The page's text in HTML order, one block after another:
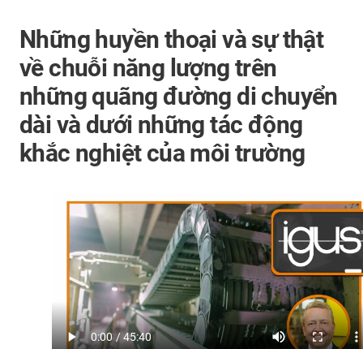
Những huyền thoại và sự thật
về chuỗi năng lượng trên
những quãng đường di chuyển
dài và dưới những tác động
khắc nghiệt của môi trường